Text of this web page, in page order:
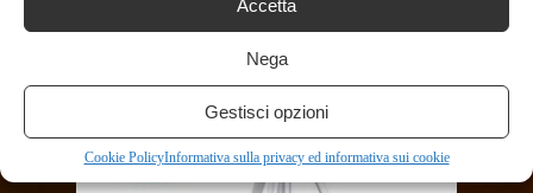
Accetta
Nega
Gestisci opzioni
Cookie PolicyInformativa sulla privacy ed informativa sui cookie